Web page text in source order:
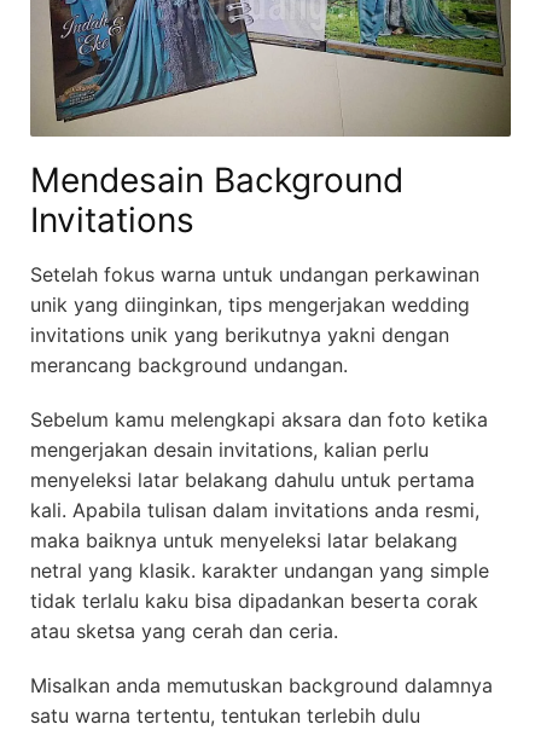
Mendesain Background
Invitations
Setelah fokus warna untuk undangan perkawinan
unik yang diinginkan, tips mengerjakan wedding
invitations unik yang berikutnya yakni dengan
merancang background undangan.
Sebelum kamu melengkapi aksara dan foto ketika
mengerjakan desain invitations, kalian perlu
menyeleksi latar belakang dahulu untuk pertama
kali. Apabila tulisan dalam invitations anda resmi,
maka baiknya untuk menyeleksi latar belakang
netral yang klasik. karakter undangan yang simple
tidak terlalu kaku bisa dipadankan beserta corak
atau sketsa yang cerah dan ceria.
Misalkan anda memutuskan background dalamnya
satu warna tertentu, tentukan terlebih dulu